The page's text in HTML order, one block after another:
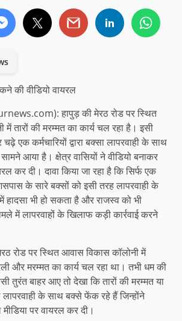
की वीडियो वायरल
हापुड़ की मेरठ रोड पर स्थित
तारों की मरम्मत का कार्य चल रहा है। इसी
एक कर्मचारियों द्वारा बक्सा लापरवाही के साथ
आया है। क्षेत्र वासियों ने वीडियो बनाकर
कर दी। दावा किया जा रहा है कि सिर्फ एक
के सारे बक्सों को इसी तरह लापरवाही के
भी हो सकता है और राजस्व को भी
में लापरवाहों के खिलाफ कड़ी कार्रवाई करने
रोड पर स्थित आवास विकास कॉलोनी में
और मरम्मत का कार्य चल रहा था। तभी धम की
तुरंत बाहर आए तो देखा कि तारों की मरम्मत या
लापरवाही के साथ बक्से फेंक रहे हैं जिन्होंने
पर वायरल कर दी।